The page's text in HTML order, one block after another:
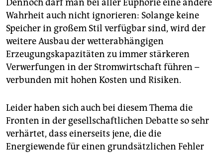
Dennoch darf man bei aller Euphorie eine andere
Wahrheit auch nicht ignorieren: Solange keine
Speicher in großem Stil verfügbar sind, wird der
weitere Ausbau der wetterabhängigen
Erzeugungskapazitäten zu immer stärkeren
Verwerfungen in der Stromwirtschaft führen –
verbunden mit hohen Kosten und Risiken.
Leider haben sich auch bei diesem Thema die
Fronten in der gesellschaftlichen Debatte so sehr
verhärtet, dass einerseits jene, die die
Energiewende für einen grundsätzlichen Fehler